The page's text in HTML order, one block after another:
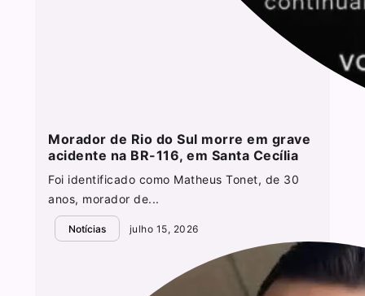
Morador de Rio do Sul morre em grave
acidente na BR-116, em Santa Cecília
Foi identificado como Matheus Tonet, de 30
anos, morador de...
Notícias julho 15, 2026